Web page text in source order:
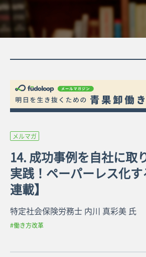
メルマガ
14. 成功事例を自社に取
実践！ペーパーレス化
連載】
特定社会保険労務士 内川 真彩美 氏
#働き方改革